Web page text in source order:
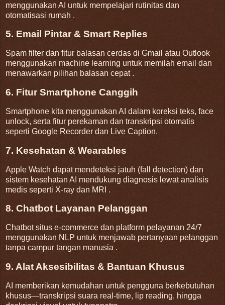
menggunakan AI untuk mempelajari rutinitas dan
otomatisasi rumah .
5. Email Pintar & Smart Replies
Spam filter dan fitur balasan cerdas di Gmail atau Outlook
menggunakan machine learning untuk memilah email dan
menawarkan pilihan balasan cepat.
6. Fitur Smartphone Canggih
Smartphone kita menggunakan AI dalam koreksi teks, face
unlock, serta fitur perekaman dan transkripsi otomatis
seperti Google Recorder dan Live Caption.
7. Kesehatan & Wearables
Apple Watch dapat mendeteksi jatuh (fall detection) dan
sistem kesehatan AI mendukung diagnosis lewat analisis
medis seperti X-ray dan MRI .
8. Chatbot Layanan Pelanggan
Chatbot situs e‑commerce dan platform pelayanan 24/7
menggunakan NLP untuk menjawab pertanyaan pelanggan
tanpa campur tangan manusia .
9. Alat Aksesibilitas & Bantuan Khusus
AI memberikan kemudahan untuk pengguna berkebutuhan
khusus—transkripsi suara real-time, lip reading, hingga